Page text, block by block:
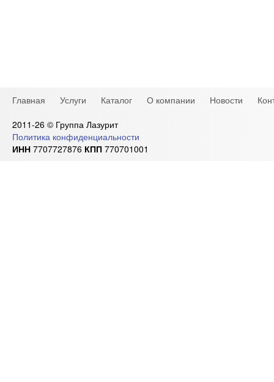
Главная Услуги Каталог О компании Новости
2011-26 © Группа Лазурит
Политика конфиденциальности
ИНН 7707727876 КПП 770701001